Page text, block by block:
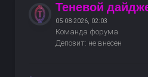
Теневой
05-08-2026, 02:03
Команда форума
Депозит: не внесен